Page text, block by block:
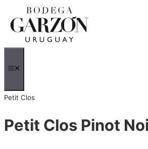
para
conteúdo
Petit Clos
Petit Clos Pinot